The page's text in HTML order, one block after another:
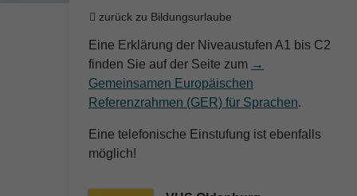
zurück zu Bildungsurlaube
Eine Erklärung der Niveaustufen A1 bis C2
finden Sie auf der Seite zum →
Gemeinsamen Europäischen
Referenzrahmen (GER) für Sprachen.
Eine telefonische Einstufung ist ebenfalls
möglich!